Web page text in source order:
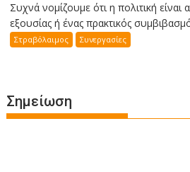
Συχνά νομίζουμε ότι η πολιτική είναι
εξουσίας ή ένας πρακτικός
Στραβόλαιμος Συνεργασίες
Σημείωση